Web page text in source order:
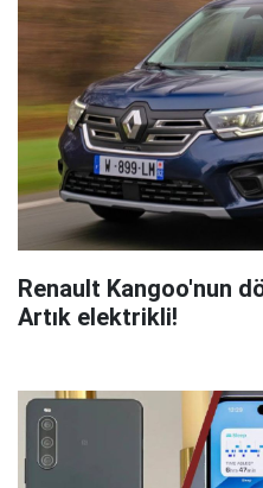
Renault Kangoo'nun
Artık elektrikli!